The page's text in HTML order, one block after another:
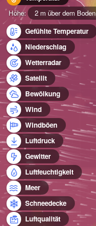
Höhe:
2 m über dem Boden
Gefühlte Temperatur
Niederschlag
Wetterradar
Satellit
Bewölkung
Wind
Windböen
Luftdruck
Gewitter
Luftfeuchtigkeit
Meer
Schneedecke
Luftqualität